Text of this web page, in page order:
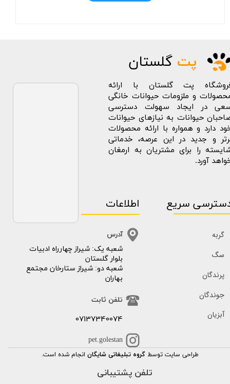
پت گلستان
پت گلستان با ارائه
و ملزومات حیوانات خانگی
در ایجاد سهولت دسترسی
حیوانات به نیازهای حیوانات
دارد و همواره با ارائه محصولات
و جدید در این عرصه، خدماتی
را برای مشتریان به ارمغان
آورد.
سریع
گربه
سگ
پرندگان
جوندگان
آبزیان
​​شعبه یک: شیراز چهارراه ادبیات
بلوار گلستان
شعبه دو: شیراز ستارخان مجتمع
بهاران
اطلاعات
آدرس
تلفن ثابت
07137340074
pet.golestan
طراحی سایت توسط گروه تبلیغاتی شایگان انجام شده است.
تلفن پشتیبانی